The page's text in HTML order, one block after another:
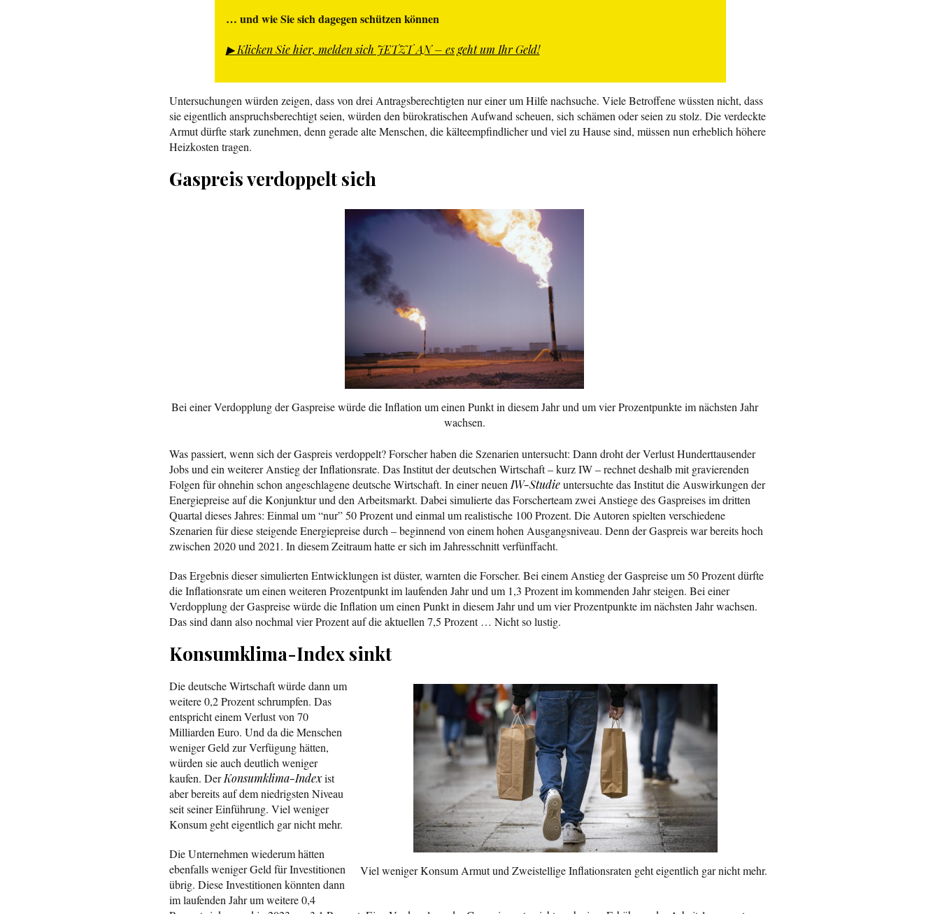
… und wie Sie sich dagegen schützen können
▶︎ Klicken Sie hier, melden sich JETZT AN – es geht um Ihr Geld!
Untersuchungen würden zeigen, dass von drei Antragsberechtigten nur einer um Hilfe nachsuche. Viele Betroffene wüssten nicht, dass
sie eigentlich anspruchsberechtigt seien, würden den bürokratischen Aufwand scheuen, sich schämen oder seien zu stolz. Die verdeckte
Armut dürfte stark zunehmen, denn gerade alte Menschen, die kälteempfindlicher und viel zu Hause sind, müssen nun erheblich höhere
Heizkosten tragen.
Gaspreis verdoppelt sich
Bei einer Verdopplung der Gaspreise würde die Inflation um einen Punkt in diesem Jahr und um vier Prozentpunkte im nächsten Jahr
wachsen.
Was passiert, wenn sich der Gaspreis verdoppelt? Forscher haben die Szenarien untersucht: Dann droht der Verlust Hunderttausender
Jobs und ein weiterer Anstieg der Inflationsrate. Das Institut der deutschen Wirtschaft – kurz IW – rechnet deshalb mit gravierenden
Folgen für ohnehin schon angeschlagene deutsche Wirtschaft. In einer neuen IW-Studieuntersuchte das Institut die Auswirkungen der
Energiepreise auf die Konjunktur und den Arbeitsmarkt. Dabei simulierte das Forscherteam zwei Anstiege des Gaspreises im dritten
Quartal dieses Jahres: Einmal um “nur” 50 Prozent und einmal um realistische 100 Prozent. Die Autoren spielten verschiedene
Szenarien für diese steigende Energiepreise durch – beginnend von einem hohen Ausgangsniveau. Denn der Gaspreis war bereits hoch
zwischen 2020 und 2021. In diesem Zeitraum hatte er sich im Jahresschnitt verfünffacht.
Das Ergebnis dieser simulierten Entwicklungen ist düster, warnten die Forscher. Bei einem Anstieg der Gaspreise um 50 Prozent dürfte
die Inflationsrate um einen weiteren Prozentpunkt im laufenden Jahr und um 1,3 Prozent im kommenden Jahr steigen. Bei einer
Verdopplung der Gaspreise würde die Inflation um einen Punkt in diesem Jahr und um vier Prozentpunkte im nächsten Jahr wachsen.
Das sind dann also nochmal vier Prozent auf die aktuellen 7,5 Prozent … Nicht so lustig.
Konsumklima-Index sinkt
Viel weniger Konsum Armut und Zweistellige Inflationsraten geht eigentlich gar nicht mehr.
Die deutsche Wirtschaft würde dann um
weitere 0,2 Prozent schrumpfen. Das
entspricht einem Verlust von 70
Milliarden Euro. Und da die Menschen
weniger Geld zur Verfügung hätten,
würden sie auch deutlich weniger
kaufen. DerKonsumklima-Indexist
aber bereits auf dem niedrigsten Niveau
seit seiner Einführung. Viel weniger
Konsum geht eigentlich gar nicht mehr.
Die Unternehmen wiederum hätten
ebenfalls weniger Geld für Investitionen
übrig. Diese Investitionen könnten dann
im laufenden Jahr um weitere 0,4